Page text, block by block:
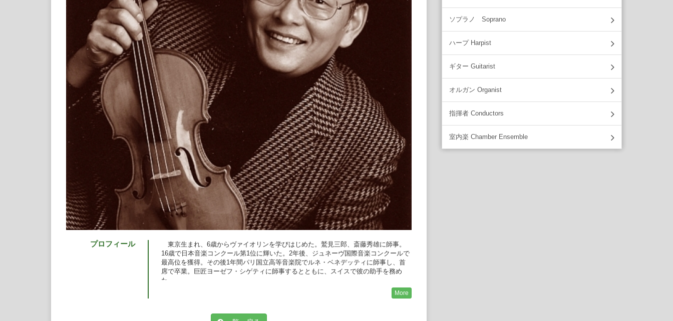
プロフィール
東京生まれ、6歳からヴァイオリンを学びはじめた。鷲見三郎、斎藤秀雄に師事。
16歳で日本音楽コンクール第1位に輝いた。2年後、ジュネーヴ国際音楽コンクールで
最高位を獲得。その後1年間パリ国立高等音楽院でルネ・ベネデッティに師事し、首
席で卒業。巨匠ヨーゼフ・シゲティに師事するとともに、スイスで彼の助手を務め
た。
ユーディ・メニューインと共演したクシュタート、マルタ・アルゲリッチと共演し
たザルツブルク、ミュンヘン、そのほか東京、エディンバラ、ベルリンなど数多くの
これまでに、シューベルトの全作品、及びブルッフのヴァイオリンとオーケストラ
More
ソプラノ Soprano
ハープ Harpist
ギター Guitarist
オルガン Organist
指揮者 Conductors
室内楽 Chamber Ensemble